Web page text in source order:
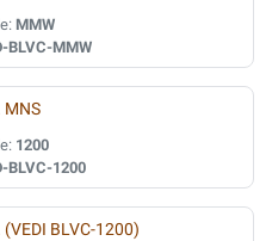
MMW
BLVC-MMW
MNS
1200
BLVC-1200
(VEDI BLVC-1200)